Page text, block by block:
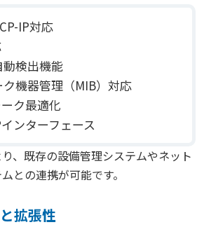
IP対応
検出機能
機器管理（MIB）対応
ク最適化
ンターフェース
、既存の設備管理システムやネット
との連携が可能です。
拡張性